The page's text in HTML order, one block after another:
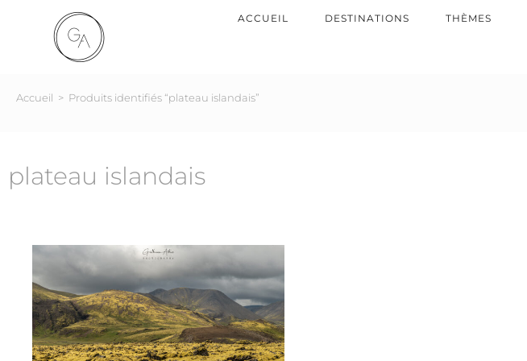
ACCUEIL DESTINATIONS THÈMES
Accueil > Produits identifiés “plateau islandais”
plateau islandais